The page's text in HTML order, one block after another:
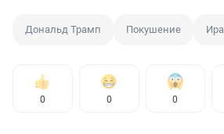
Дональд Трамп Покушение
0 0 0